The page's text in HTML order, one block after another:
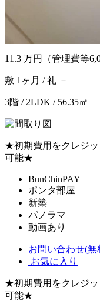
11.3 万円 （管理費等
敷 1ヶ月 / 礼 －
3階 / 2LDK / 56.35㎡
★初期費用をクレジ
可能★
BunChinPAY
ポンタ部屋
新築
パノラマ
動画あり
お問い合わせ(無
お気に入り
★初期費用をクレジ
可能★